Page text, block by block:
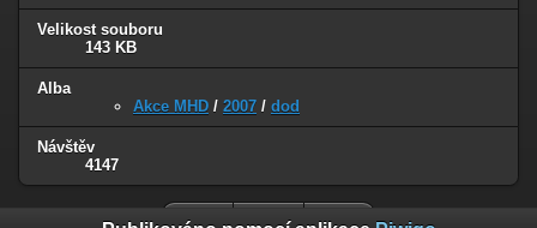
Velikost souboru
143 KB
Alba
Akce MHD / 2007 / dod
Návštěv
4147